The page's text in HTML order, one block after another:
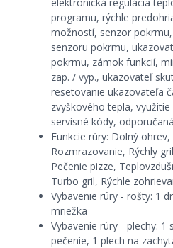
programu, rýchle
možností, senzor
senzoru pokrmu,
pokrmu, zámok funkcií,
zap. / vyp., ukazovateľ
resetovanie ukazovateľa
zvyškového tepla,
servisné kódy,
Funkcie rúry: Dolný
Rozmrazovanie, Rýchly
Pečenie pizze,
Turbo gril, Rýchle
Vybavenie rúry - rošty: 1
mriežka
Vybavenie rúry - plechy: 1
pečenie, 1 plech na